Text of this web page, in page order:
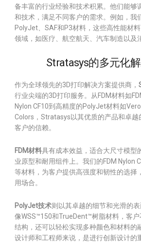
备丰富的行业经验和技术积累。他们能够
和技术，满足不同客户的需求。例如，我
PolyJet、SAF和P3材料，这些高性能材
领域，如医疗、航空航天、汽车制造以及
Stratasys的多元化
作为全球领先的3D打印解决方案提供商，
行业尖端的3D打印服务。从FDM材料如
Nylon CF10到高精度的PolyJet材料如
Colors，Stratasys以其优质的产品和卓越
客户的信赖。
FDM材料具有成本效益，适合大尺寸模型
业原型和耐用组件上。我们的FDM Nylon
等材料，为客户提供高强度和韧性的选择
用场合。
PolyJet技术则以其卓越的细节和光滑的
像WSS™150和TrueDent™树脂材料，客
结构，还可以轻松实现多种颜色和材料的
设计师和工程师来说，是进行创新设计的